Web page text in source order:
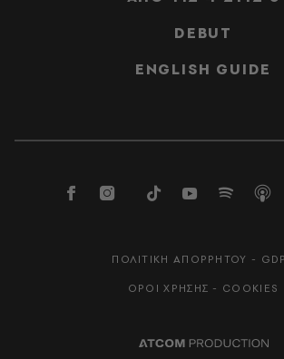
DEBUT
ENGLISH GUIDE
ΠΟΛΙΤΙΚΗ ΑΠΟΡΡΗΤΟΥ -
ΟΡΟΙ ΧΡΗΣΗΣ - COOKIES